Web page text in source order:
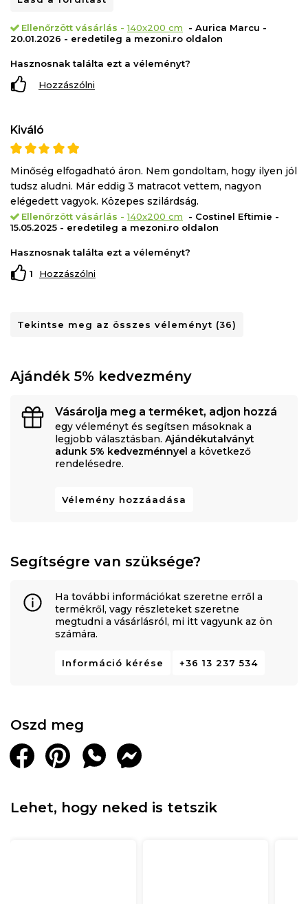
hogy vásárlás után azonnal nyissa ki/csomagolja ki.
Ellenőrzött vásárlás -140x200 cm
- Aurica Marcu -
20.01.2026 - eredetileg a mezoni.ro oldalon
Hasznosnak találta ezt a véleményt?
Hozzászólni
Kiváló
Minőség elfogadható áron. Nem gondoltam, hogy ilyen jól
tudsz aludni. Már eddig 3 matracot vettem, nagyon
elégedett vagyok. Közepes szilárdság.
Ellenőrzött vásárlás -140x200 cm
- Costinel Eftimie -
15.05.2025 - eredetileg a mezoni.ro oldalon
Hasznosnak találta ezt a véleményt?
1
Hozzászólni
Tekintse meg az összes véleményt (36)
Ajándék 5% kedvezmény
Vásárolja meg a terméket, adjon hozzá
egy véleményt és segítsen másoknak a
legjobb választásban. Ajándékutalványt
adunk 5% kedvezménnyel a következő
rendelésedre.
Vélemény hozzáadása
Segítségre van szüksége?
Ha további információkat szeretne erről a
termékről, vagy részleteket szeretne
megtudni a vásárlásról, mi itt vagyunk az ön
számára.
Információ kérése +36 13 237 534
Oszd meg
Lehet, hogy neked is tetszik